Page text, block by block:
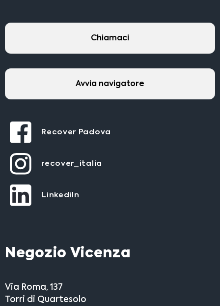
Chiamaci
Avvia navigatore
Recover Padova
recover_italia
LinkediIn
Negozio Vicenza
Via Roma, 137
Torri di Quartesolo